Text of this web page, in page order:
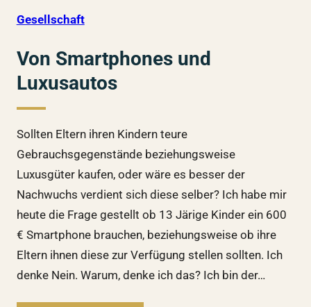
Gesellschaft
Von Smartphones und
Luxusautos
Sollten Eltern ihren Kindern teure
Gebrauchsgegenstände beziehungsweise
Luxusgüter kaufen, oder wäre es besser der
Nachwuchs verdient sich diese selber? Ich habe mir
heute die Frage gestellt ob 13 Järige Kinder ein 600
€ Smartphone brauchen, beziehungsweise ob ihre
Eltern ihnen diese zur Verfügung stellen sollten. Ich
denke Nein. Warum, denke ich das? Ich bin der…